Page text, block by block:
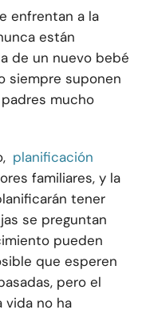
enfrentan a la
están
de un nuevo bebé
siempre suponen
mucho
planificación
familiares, y la
tener
se preguntan
pueden
que esperen
pero el
vida no ha